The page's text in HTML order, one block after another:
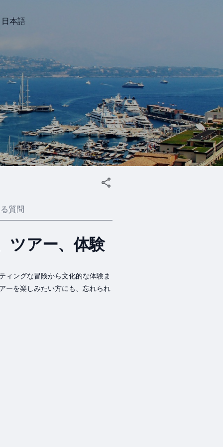
日本語
質問
ツアー、体験
ィングな冒険から文化的な体験ま
ーを楽しみたい方にも、忘れられ